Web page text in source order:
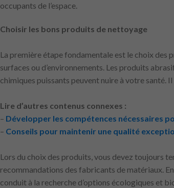
occupants de l’espace.
Choisir les bons produits de nettoyage
La première étape fondamentale est le choix des
surfaces ou d’environnements. Les produits
chimiques puissants peuvent nuire à votre santé.
Lire d’autres contenus connexes :
– Développer les compétences nécessaires
– Conseils pour maintenir une qualité
Lors du choix des produits, vous devez toujours
recommandations des fabricants de matériaux.
conduit à la recherche d’options écologiques et